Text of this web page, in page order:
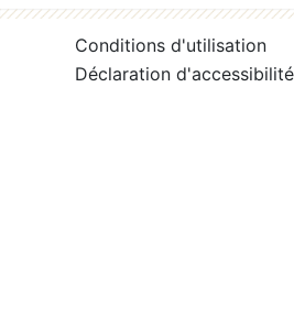
Conditions d'utilisation
Déclaration